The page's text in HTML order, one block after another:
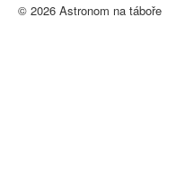
© 2026 Astronom na táboře